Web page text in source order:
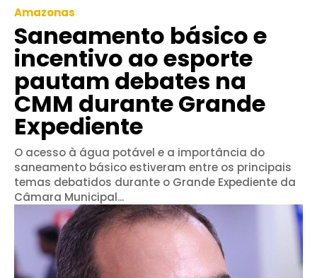
Amazonas
Saneamento básico e
incentivo ao esporte
pautam debates na
CMM durante Grande
Expediente
O acesso à água potável e a importância do
saneamento básico estiveram entre os principais
temas debatidos durante o Grande Expediente da
Câmara Municipal...